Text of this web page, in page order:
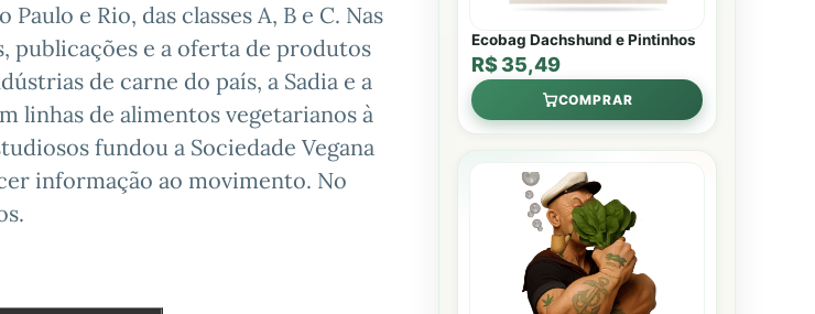
e Rio, das classes A, B e C. Nas
publicações e a oferta de produtos
de carne do país, a Sadia e a
linhas de alimentos vegetarianos à
fundou a Sociedade Vegana
informação ao movimento. No
Ecobag Dachshund e Pintinhos
R$ 35,49
COMPRAR